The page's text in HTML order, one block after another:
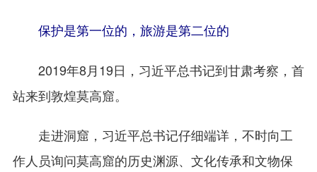
保护是第一位的，旅游是第二位的
2019年8月19日，习近平总书记到甘肃考察，首
站来到敦煌莫高窟。
走进洞窟，习近平总书记仔细端详，不时向工
作人员询问莫高窟的历史渊源、文化传承和文物保